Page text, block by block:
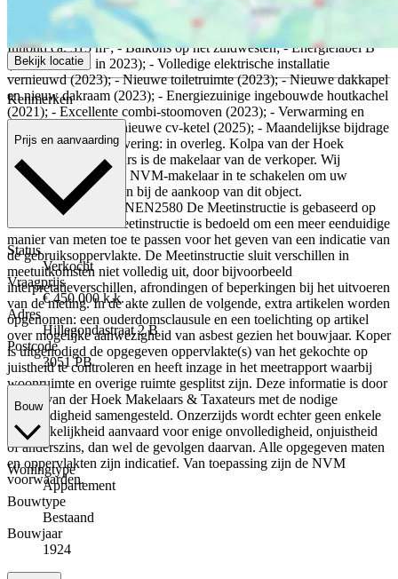
voor de wasmachine. Bijzonderheden: - Bouwjaar ca. 1924; -
Positief funderingsrapport aanwezig; - Woonoppervlakte ca. 97 m²; -
Inhoud ca. 315 m³; - Balkons op het zuidwesten; - Energielabel B
(verduurzaamd in 2023); - Volledige elektrische installatie
vernieuwd (2023); - Nieuwe toiletruimte (2023); - Nieuwe dakkapel
en nieuw dakraam (2023); - Energiezuinige ingebouwde houtkachel
(2021); - Excellente combi-stoomoven (2023); - Verwarming en
warmwater middels nieuwe cv-ketel (2025); - Maandelijkse bijdrage
VvE, € 100,-; - Oplevering: in overleg. Kolpa van der Hoek
Makelaars & Taxateurs is de makelaar van de verkoper. Wij
adviseren u uw eigen NVM-makelaar in te schakelen om uw
belangen te behartigen bij de aankoop van dit object.
Toelichtingsclausule NEN2580 De Meetinstructie is gebaseerd op
de NEN2580. De Meetinstructie is bedoeld om een meer eenduidige
manier van meten toe te passen voor het geven van een indicatie van
de gebruiksoppervlakte. De Meetinstructie sluit verschillen in
meetuitkomsten niet volledig uit, door bijvoorbeeld
interpretatieverschillen, afrondingen of beperkingen bij het uitvoeren
van de meting. In de akte zullen de volgende, extra artikelen worden
opgenomen: een ouderdomsclausule en een toelichting op artikel
over mogelijke aanwezigheid van asbest gezien het bouwjaar. Koper
is uitgenodigd de opgegeven oppervlakte(s) van het gekochte op
juistheid te controleren en heeft inzage in het meetrapport waarbij
woonruimte en overige ruimte gesplitst zijn. Deze informatie is door
Kolpa van der Hoek Makelaars & Taxateurs met de nodige
zorgvuldigheid samengesteld. Onzerzijds wordt echter geen enkele
aansprakelijkheid aanvaard voor enige onvolledigheid, onjuistheid
of anderszins, dan wel de gevolgen daarvan. Alle opgegeven maten
en oppervlakten zijn indicatief. Van toepassing zijn de NVM
voorwaarden.
Bekijk locatie
Kenmerken
Prijs en aanvaarding
Status
Verkocht
Vraagprijs
€ 450.000 k.k.
Adres
Hillegondastraat 2 B
Postcode
3051 PB
Bouw
Woningtype
Appartement
Bouwtype
Bestaand
Bouwjaar
1924